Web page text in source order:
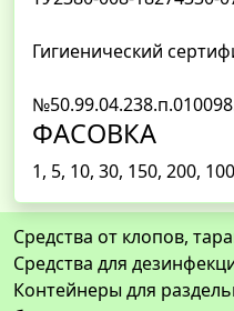
Гигиенический
ФАСОВКА
1, 5, 10, 30, 150, 200,
Средства от клопов,
Средства для
Контейнеры для